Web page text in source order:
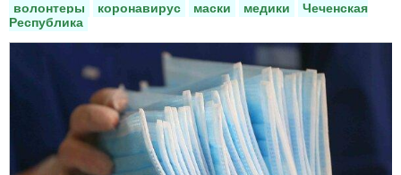
волонтеры коронавирус маски медики
Чеченская
Республика